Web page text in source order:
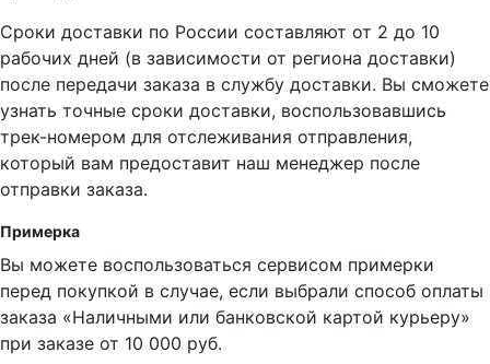
Сроки доставки по России составляют от 2 до 10
рабочих дней (в зависимости от региона доставки)
после передачи заказа в службу доставки. Вы сможете
узнать точные сроки доставки, воспользовавшись
трек-номером для отслеживания отправления,
который вам предоставит наш менеджер после
отправки заказа.
Примерка
Вы можете воспользоваться сервисом примерки
перед покупкой в случае, если выбрали способ оплаты
заказа «Наличными или банковской картой курьеру»
при заказе от 10 000 руб.